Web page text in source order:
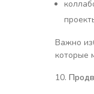
Важно
которые